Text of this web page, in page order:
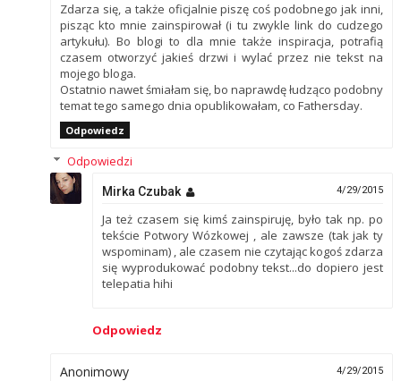
Zdarza się, a także oficjalnie piszę coś podobnego jak inni,
pisząc kto mnie zainspirował (i tu zwykle link do cudzego
artykułu). Bo blogi to dla mnie także inspiracja, potrafią
czasem otworzyć jakieś drzwi i wylać przez nie tekst na
mojego bloga.
Ostatnio nawet śmiałam się, bo naprawdę łudząco podobny
temat tego samego dnia opublikowałam, co Fathersday.
Odpowiedz
Odpowiedzi
Mirka Czubak 4/29/2015
Ja też czasem się kimś zainspiruję, było tak np. po
tekście Potwory Wózkowej , ale zawsze (tak jak ty
wspominam) , ale czasem nie czytając kogoś zdarza
się wyprodukować podobny tekst...do dopiero jest
telepatia hihi
Odpowiedz
Anonimowy 4/29/2015